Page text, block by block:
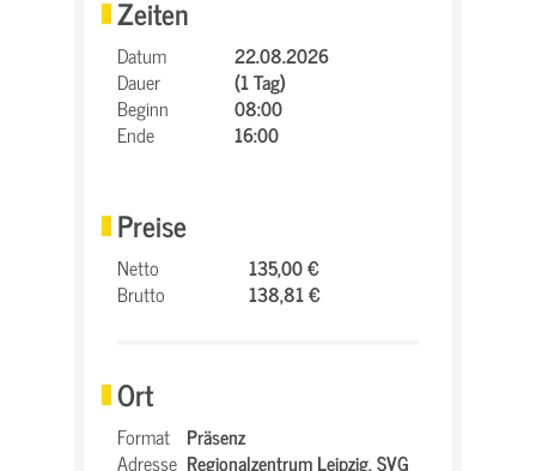
Zeiten
Datum
22.08.2026
Dauer
(1 Tag)
Beginn
08:00
Ende
16:00
Preise
Netto
135,00 €
Brutto
138,81 €
Ort
Format Präsenz
Adresse Regionalzentrum Leipzig,SVG